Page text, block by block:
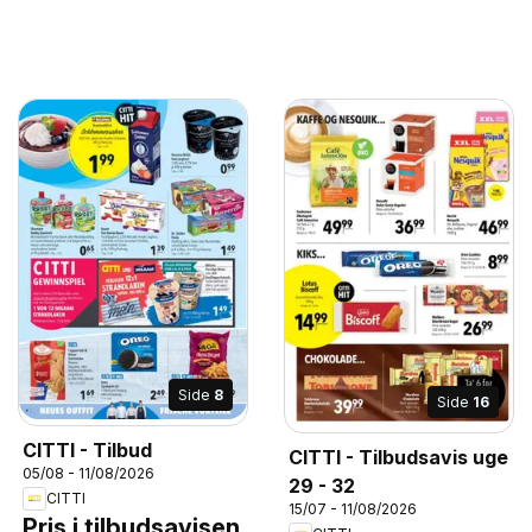
Side 8
CITTI - Tilbud
05/08 - 11/08/2026
CITTI
Side 16
CITTI - Tilbudsavis uge
29 - 32
15/07 - 11/08/2026